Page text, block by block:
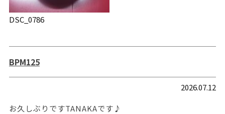
DSC_0786
BPM125
2026.07.12
お久しぶりですTANAKAです♪